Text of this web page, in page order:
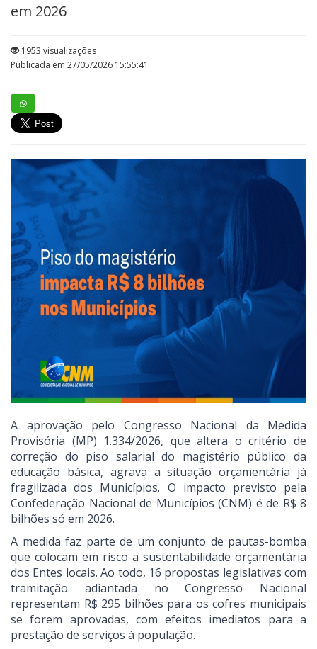
em 2026
1953 visualizações
Publicada em 27/05/2026 15:55:41
A aprovação pelo Congresso Nacional da Medida
Provisória (MP) 1.334/2026, que altera o critério de
correção do piso salarial do magistério público da
educação básica, agrava a situação orçamentária já
fragilizada dos Municípios. O impacto previsto pela
Confederação Nacional de Municípios (CNM) é de R$ 8
bilhões só em 2026.
A medida faz parte de um conjunto de pautas-bomba
que colocam em risco a sustentabilidade orçamentária
dos Entes locais. Ao todo, 16 propostas legislativas com
tramitação adiantada no Congresso Nacional
representam R$ 295 bilhões para os cofres municipais
se forem aprovadas, com efeitos imediatos para a
prestação de serviços à população.